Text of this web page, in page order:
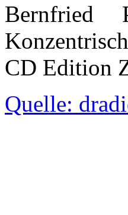
Bernfried
CD Edition
Quelle: